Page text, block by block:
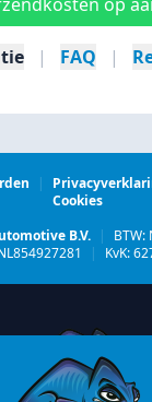
| FAQ |
|
Cookies
B.V. | BTW:
| KvK: